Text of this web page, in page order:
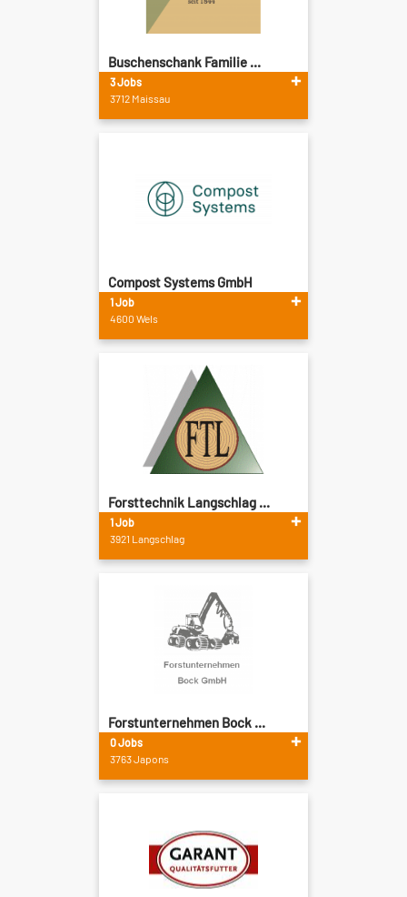
Buschenschank Familie ...
3 Jobs
3712 Maissau
Compost Systems GmbH
1 Job
4600 Wels
Forsttechnik Langschlag ...
1 Job
3921 Langschlag
Forstunternehmen Bock ...
0 Jobs
3763 Japons